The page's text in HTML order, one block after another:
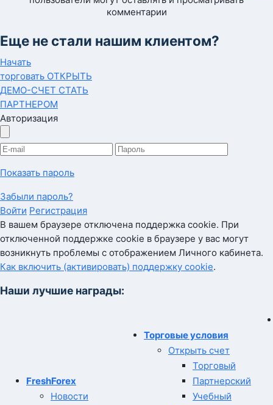
комментарии
Еще не стали нашим клиентом?
Начать
торговать ОТКРЫТЬ
ДЕМО-СЧЕТ СТАТЬ
ПАРТНЕРОМ
Авторизация
Показать пароль
Забыли пароль?
Войти Регистрация
В вашем браузере отключена поддержка cookie. При
отключенной поддержке cookie в браузере у вас могут
возникнуть проблемы с отображением Личного кабинета.
Как включить (активировать) поддержку cookie.
Наши лучшие награды:
FreshForex
Новости
Торговые условия
Открыть счет
Торговый
Партнерский
Учебный